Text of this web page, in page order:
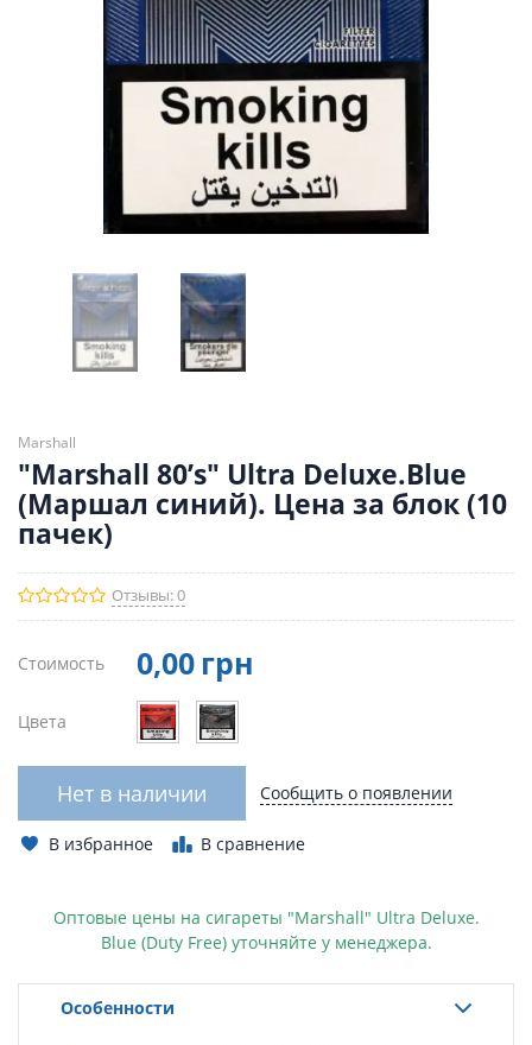
Marshall
"Marshall 80’s" Ultra Deluxe.Blue
(Маршал синий). Цена за блок (10
пачек)
Отзывы: 0
Стоимость 0,00 грн
Цвета
Нет в наличии Сообщить о появлении
В избранное В сравнение
Оптовые цены на сигареты "Marshall" Ultra Deluxe.
Blue (Duty Free)уточняйте у менеджера.
Особенности